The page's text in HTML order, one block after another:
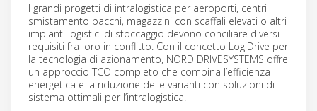
I grandi progetti di intralogistica per aeroporti, centri
smistamento pacchi, magazzini con scaffali elevati o altri
impianti logistici di stoccaggio devono conciliare diversi
requisiti fra loro in conflitto. Con il concetto LogiDrive per
la tecnologia di azionamento, NORD DRIVESYSTEMS offre
un approccio TCO completo che combina l’efficienza
energetica e la riduzione delle varianti con soluzioni di
sistema ottimali per l’intralogistica.